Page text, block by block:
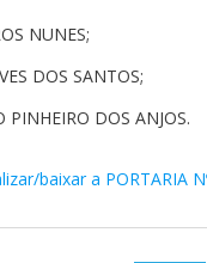
NUNES;
DOS SANTOS;
PINHEIRO DOS ANJOS.
baixar a PORTARIA